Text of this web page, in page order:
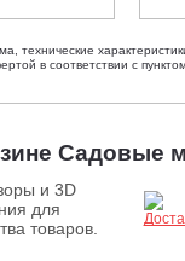
технические
в соответствии с
Садовые
и 3D
для
товаров.